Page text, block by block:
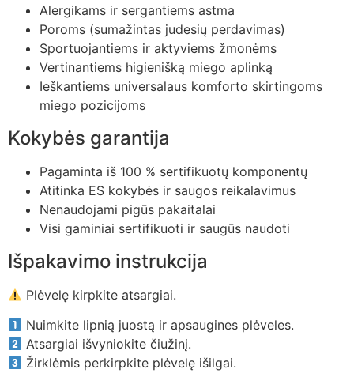
Alergikams ir sergantiems astma
Poroms (sumažintas judesių perdavimas)
Sportuojantiems ir aktyviems žmonėms
Vertinantiems higienišką miego aplinką
Ieškantiems universalaus komforto skirtingoms
miego pozicijoms
Kokybės garantija
Pagaminta iš 100 % sertifikuotų komponentų
Atitinka ES kokybės ir saugos reikalavimus
Nenaudojami pigūs pakaitalai
Visi gaminiai sertifikuoti ir saugūs naudoti
Išpakavimo instrukcija
Plėvelę kirpkite atsargiai.
Nuimkite lipnią juostą ir apsaugines plėveles.
Atsargiai išvyniokite čiužinį.
Žirklėmis perkirpkite plėvelę išilgai.